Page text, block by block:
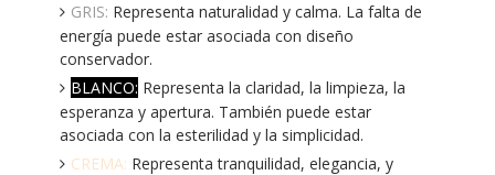
GRIS: Representa naturalidad y calma. La falta de
energía puede estar asociada con diseño
conservador.
BLANCO: Representa la claridad, la limpieza, la
esperanza y apertura. También puede estar
asociada con la esterilidad y la simplicidad.
CREMA: Representa tranquilidad, elegancia, y